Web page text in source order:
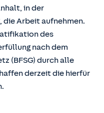
in der
die Arbeit aufnehmen.
des
nach dem
(BFSG) durch alle
derzeit die hierfür